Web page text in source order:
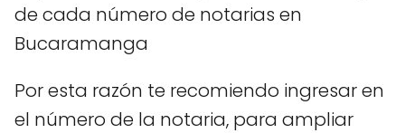
de cada número de notarias en
Bucaramanga
Por esta razón te recomiendo ingresar en
el número de la notaria, para ampliar